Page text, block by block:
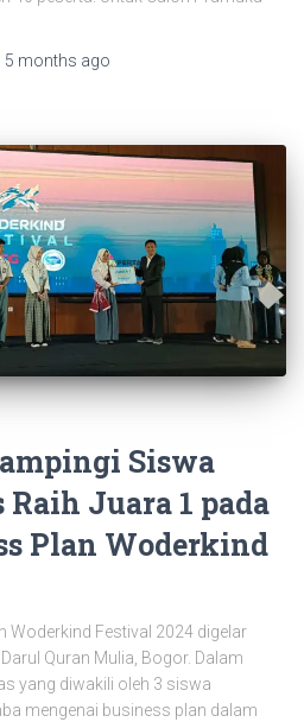
5 months ago
Siswa
Raih Juara 1 pada
Plan Woderkind
Woderkind Festival 2024 digelar
Quran Mulia, Bogor. Dalam
yang diwakili oleh 3 siswa
mengenai business plan dalam